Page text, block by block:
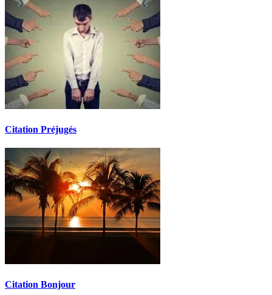
Citation Préjugés
Citation Bonjour